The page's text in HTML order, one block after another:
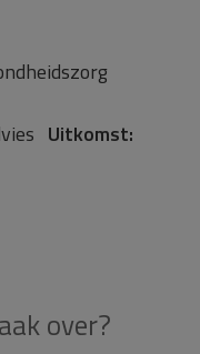
Uitkomst:
over?